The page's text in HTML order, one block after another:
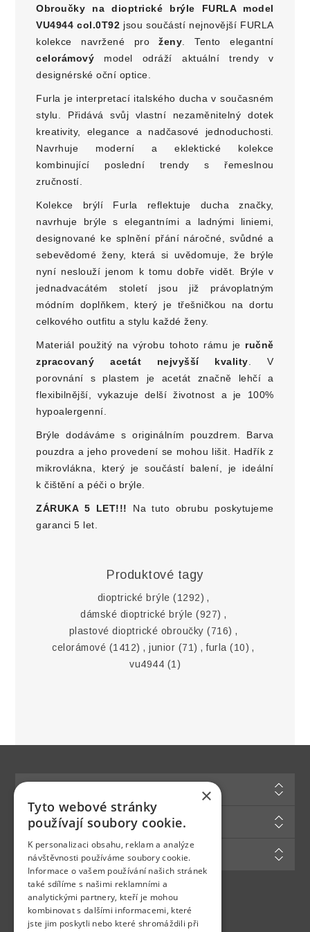
Obroučky na dioptrické brýle
FURLA model
VU4944 col.0T92 jsou součástí nejnovější FURLA
kolekce navržené proženy . Tento elegantní
celorámový model odráží aktuální trendy v
designérské oční optice.
Furla je interpretací italského ducha v současném
stylu. Přidává svůj vlastní nezaměnitelný dotek
kreativity, elegance a nadčasové jednoduchosti.
Navrhuje moderní a eklektické kolekce
kombinující poslední trendy s řemeslnou
zručností.
Kolekce brýlí Furla reflektuje ducha značky,
navrhuje brýle s elegantními a ladnými liniemi,
designované ke splnění přání náročné, svůdné a
sebevědomé ženy, která si uvědomuje, že brýle
nyní neslouží jenom k tomu dobře vidět. Brýle v
jednadvacátém století jsou již právoplatným
módním doplňkem, který je třešničkou na dortu
celkového outfitu a stylu každé ženy.
Materiál použitý na výrobu tohoto rámu je ručně
zpracovaný acetát nejvyšší kvality . V
porovnání s plastem je acetát značně lehčí a
flexibilnější, vykazuje delší životnost a je 100%
hypoalergenní.
Brýle dodáváme s originálním pouzdrem. Barva
pouzdra a jeho provedení se mohou lišit. Hadřík z
mikrovlákna, který je součástí balení, je ideální
k čištění a péči o brýle.
ZÁRUKA 5 LET!!! Na tuto obrubu poskytujeme
garanci 5 let.
Produktové tagy
dioptrické brýle (1292) ,
dámské dioptrické brýle (927) ,
plastové dioptrické obroučky (716) ,
celorámové (1412) , junior (71) , furla (10) ,
vu4944 (1)
Zákaznická podpora
Můj účet
Najdete nás na
×
Tyto webové stránky
používají soubory cookie.
K personalizaci obsahu, reklam a analýze
návštěvnosti používáme soubory cookie.
Informace o vašem používání našich stránek
také sdílíme s našimi reklamními a
analytickými partnery, kteří je mohou
kombinovat s dalšími informacemi, které
jste jim poskytli nebo které shromáždili při